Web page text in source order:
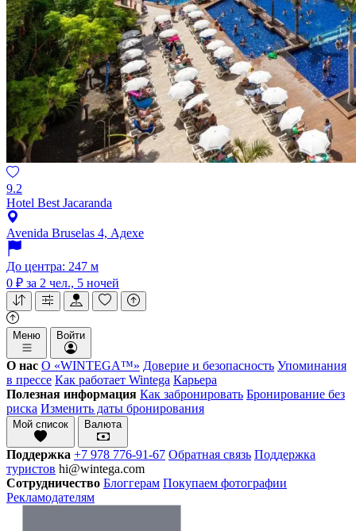
9.2
Hotel Best Jacaranda
Avenida Bruselas 4, Адехе
До центра: 247 м
0 ₽ за 2 чел., 5 ночей
Меню Войти
О нас О «WINTEGA™» Доверие и безопасность Упоминания
в прессе Как работает Wintega Карьера
Полезная информация Как забронировать Бронирование без
риска Изменить даты бронирования
Мой список Валюта
Поддержка +7 978 776-91-67 Обратная связь Поддержка
туристов hi@wintega.com
Сотрудничество Блоггерам Покупаем фотографии
Рекламодателям